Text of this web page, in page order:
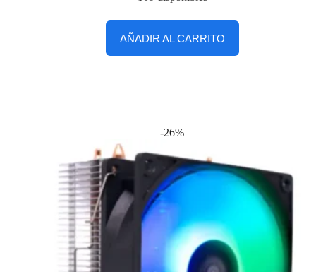
AÑADIR AL CARRITO
-26%